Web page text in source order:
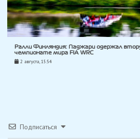
Ралли Финляндия: Паджари одержал
чемпионате мира FIA WRC
2 августа, 15:54
Подписаться